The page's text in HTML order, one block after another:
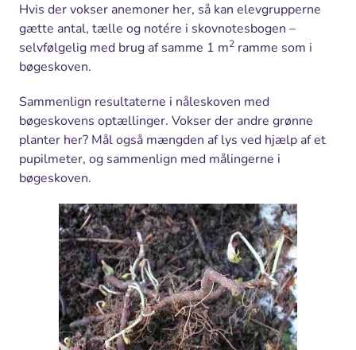
Hvis der vokser anemoner her, så kan elevgrupperne
gætte antal, tælle og notére i skovnotesbogen –
selvfølgelig med brug af samme 1 m2 ramme som i
bøgeskoven.
Sammenlign resultaterne i nåleskoven med
bøgeskovens optællinger. Vokser der andre grønne
planter her? Mål også mængden af lys ved hjælp af et
pupilmeter, og sammenlign med målingerne i
bøgeskoven.